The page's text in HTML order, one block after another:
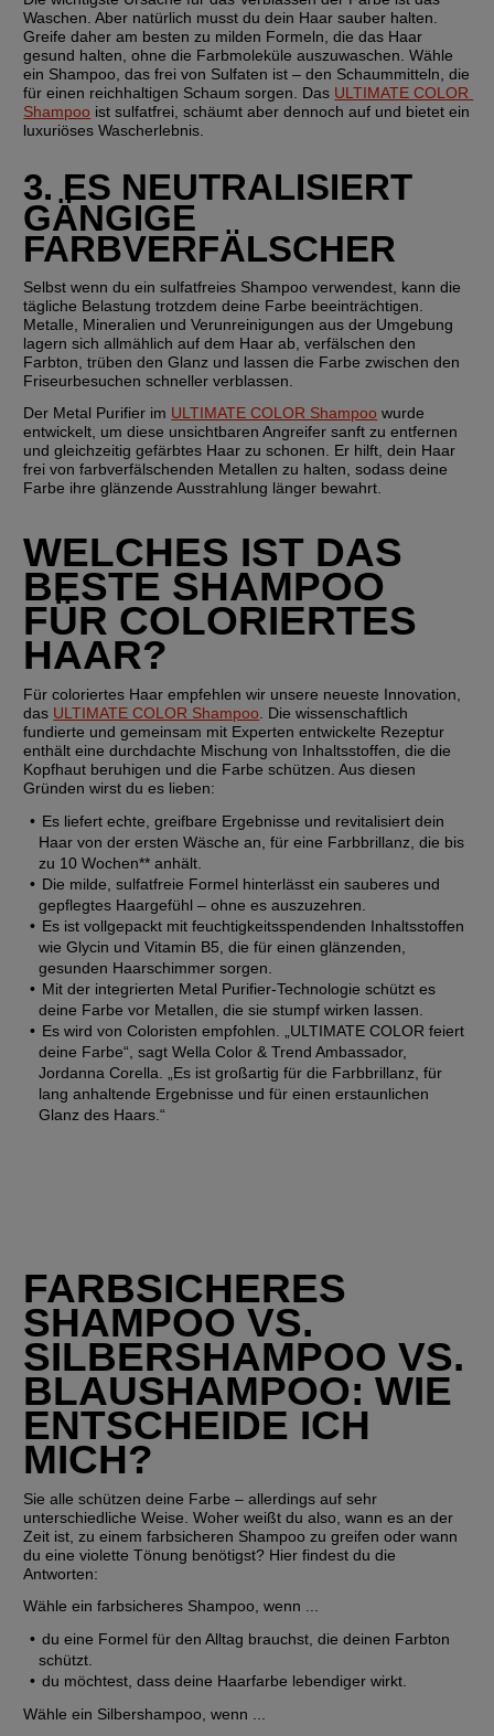
Waschen. Aber natürlich musst du dein Haar sauber halten.
Greife daher am besten zu milden Formeln, die das Haar
gesund halten, ohne die Farbmoleküle auszuwaschen. Wähle
ein Shampoo, das frei von Sulfaten ist – den Schaummitteln, die
für einen reichhaltigen Schaum sorgen. Das ULTIMATE COLOR
Shampoo ist sulfatfrei, schäumt aber dennoch auf und bietet ein
luxuriöses Wascherlebnis.
3. ES NEUTRALISIERT
GÄNGIGE
FARBVERFÄLSCHER
Selbst wenn du ein sulfatfreies Shampoo verwendest, kann die
tägliche Belastung trotzdem deine Farbe beeinträchtigen.
Metalle, Mineralien und Verunreinigungen aus der Umgebung
lagern sich allmählich auf dem Haar ab, verfälschen den
Farbton, trüben den Glanz und lassen die Farbe zwischen den
Friseurbesuchen schneller verblassen.
Der Metal Purifier im ULTIMATE COLOR Shampoo wurde
entwickelt, um diese unsichtbaren Angreifer sanft zu entfernen
und gleichzeitig gefärbtes Haar zu schonen. Er hilft, dein Haar
frei von farbverfälschenden Metallen zu halten, sodass deine
Farbe ihre glänzende Ausstrahlung länger bewahrt.
WELCHES IST DAS
BESTE SHAMPOO
FÜR COLORIERTES
HAAR?
Für coloriertes Haar empfehlen wir unsere neueste Innovation,
das ULTIMATE COLOR Shampoo. Die wissenschaftlich
fundierte und gemeinsam mit Experten entwickelte Rezeptur
enthält eine durchdachte Mischung von Inhaltsstoffen, die die
Kopfhaut beruhigen und die Farbe schützen. Aus diesen
Gründen wirst du es lieben:
Es liefert echte, greifbare Ergebnisse und revitalisiert dein
Haar von der ersten Wäsche an, für eine Farbbrillanz, die bis
zu 10 Wochen** anhält.
Die milde, sulfatfreie Formel hinterlässt ein sauberes und
gepflegtes Haargefühl – ohne es auszuzehren.
Es ist vollgepackt mit feuchtigkeitsspendenden Inhaltsstoffen
wie Glycin und Vitamin B5, die für einen glänzenden,
gesunden Haarschimmer sorgen.
Mit der integrierten Metal Purifier-Technologie schützt es
deine Farbe vor Metallen, die sie stumpf wirken lassen.
Es wird von Coloristen empfohlen. „ULTIMATE COLOR feiert
deine Farbe“, sagt Wella Color & Trend Ambassador,
Jordanna Corella. „Es ist großartig für die Farbbrillanz, für
lang anhaltende Ergebnisse und für einen erstaunlichen
Glanz des Haars.“
FARBSICHERES
SHAMPOO VS.
SILBERSHAMPOO VS.
BLAUSHAMPOO: WIE
ENTSCHEIDE ICH
MICH?
Sie alle schützen deine Farbe – allerdings auf sehr
unterschiedliche Weise. Woher weißt du also, wann es an der
Zeit ist, zu einem farbsicheren Shampoo zu greifen oder wann
du eine violette Tönung benötigst? Hier findest du die
Antworten:
Wähle ein farbsicheres Shampoo, wenn ...
du eine Formel für den Alltag brauchst, die deinen Farbton
schützt.
du möchtest, dass deine Haarfarbe lebendiger wirkt.
Wähle ein Silbershampoo, wenn ...